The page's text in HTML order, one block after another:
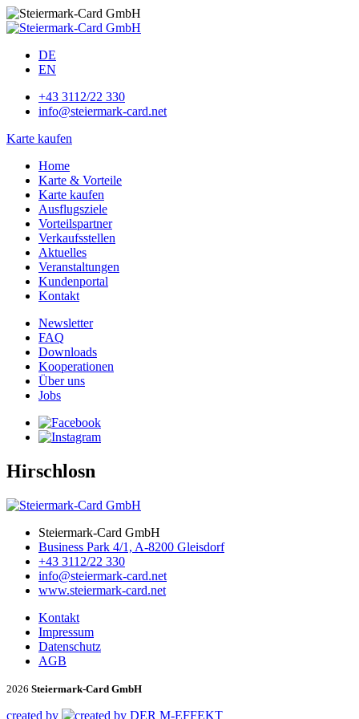
DE
EN
+43 3112/22 330
info@steiermark-card.net
Karte kaufen
Home
Karte & Vorteile
Karte kaufen
Ausflugsziele
Vorteilspartner
Verkaufsstellen
Aktuelles
Veranstaltungen
Kundenportal
Kontakt
Newsletter
FAQ
Downloads
Kooperationen
Über uns
Jobs
Hirschlosn
Steiermark-Card GmbH
Business Park 4/1, A-8200 Gleisdorf
+43 3112/22 330
info@steiermark-card.net
www.steiermark-card.net
Kontakt
Impressum
Datenschutz
AGB
2026 Steiermark-Card GmbH
created by